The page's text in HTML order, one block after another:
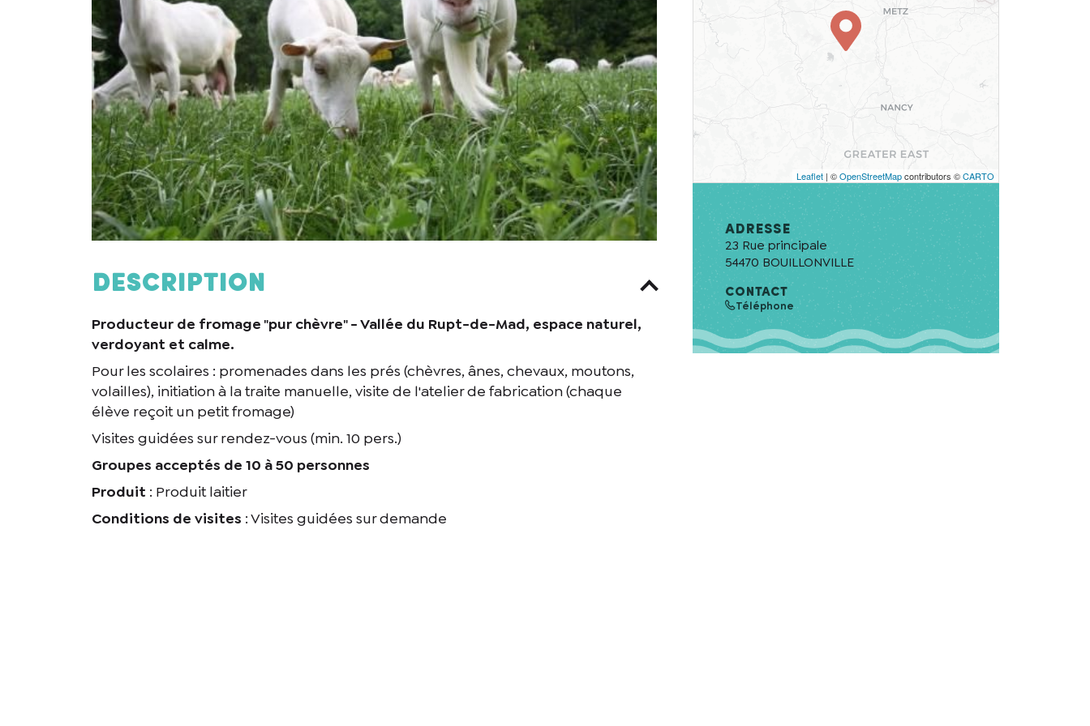
Description
Producteur de fromage "pur chèvre" - Vallée du Rupt-de-Mad, espace naturel,
verdoyant et calme.
Pour les scolaires : promenades dans les prés (chèvres, ânes, chevaux, moutons,
volailles), initiation à la traite manuelle, visite de l'atelier de fabrication (chaque
élève reçoit un petit fromage)
Visites guidées sur rendez-vous (min. 10 pers.)
Groupes acceptés de 10 à 50 personnes
Produit : Produit laitier
Conditions de visites : Visites guidées sur demande
Leaflet| ©OpenStreetMapcontributors ©CARTO
Adresse
23 Rue principale
54470 BOUILLONVILLE
CONTACT
Téléphone